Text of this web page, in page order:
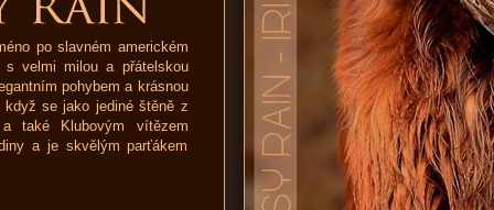
po slavném americkém
velmi milou a přátelskou
pohybem a krásnou
se jako jediné štěně z
také Klubovým vítězem
a je skvělým parťákem